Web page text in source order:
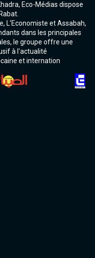
Eco-Médias dispose
L'Economiste et Assabah,
dans les principales
le groupe offre une
à l'actualité
et internation